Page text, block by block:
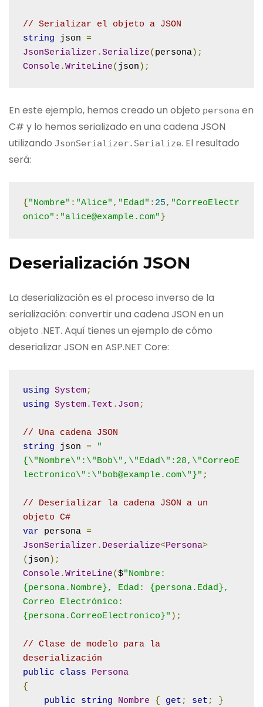
// Serializar el objeto a JSON
string json =
JsonSerializer .Serialize( persona);
Console .WriteLine( json );
En este ejemplo, hemos creado un objeto persona en
C# y lo hemos serializado en una cadena JSON
utilizando JsonSerializer. Serialize. El resultado
será:
{ "Nombre" : "Alice" , "Edad" : 25, "CorreoElectr
onico" : "alice@example.com" }
Deserialización JSON
La deserialización es el proceso inverso de la
serialización: convertir una cadena JSON en un
objeto .NET. Aquí tienes un ejemplo de cómo
deserializar JSON en ASP.NET Core:
using System;
using System.Text . Json ;
// Una cadena JSON
string json =
"
{\"Nombre\":\"Bob\",\"Edad\":28,\"CorreoE
lectronico\":\"bob@example.com\"}" ;
// Deserializar la cadena JSON a un
objeto C#
var persona =
JsonSerializer . Deserialize<Persona>
( json );
Console .WriteLine($"Nombre:
{persona.Nombre}, Edad: {persona.Edad},
Correo Electrónico:
{persona.CorreoElectronico}" );
// Clase de modelo para la
deserialización
public
class
Persona
{
public
string Nombre { get ; set ;
}